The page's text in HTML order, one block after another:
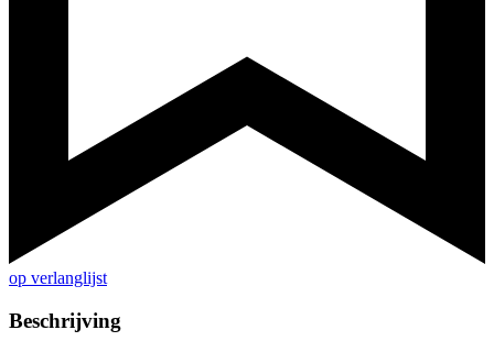
op verlanglijst
Beschrijving